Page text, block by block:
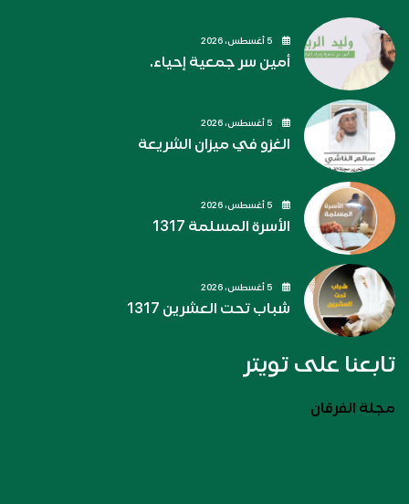
أمين سر جمعية إحياء.
الغزو في ميزان الشريعة
الأسرة المسلمة 1317
شباب تحت العشرين 1317
تابعنا على تويتر
مجلة الفرقان